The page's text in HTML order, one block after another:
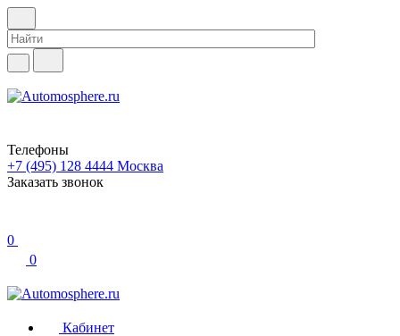
Телефоны
+7 (495) 128 4444 Москва
Заказать звонок
0
0
Кабинет